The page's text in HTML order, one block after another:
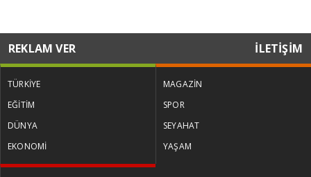
REKLAM VER İLETİŞİM
TÜRKİYE
EĞİTİM
DÜNYA
EKONOMİ
MAGAZİN
SPOR
SEYAHAT
YAŞAM